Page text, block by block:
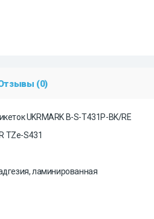
(0)
UKRMARK B-S-T431P-BK/RE
TZe-S431
ламинированная